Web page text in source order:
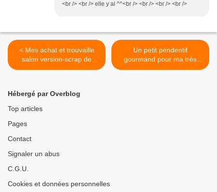
<br /> <br /> elle y ai ^^<br /> <br /> <br /> <br />
< Mes achat et trouvaille
salon version-scrap de
Paris
Un petit pendentif
gourmand pour ma très
chere diddlamie Anita >
Hébergé par Overblog
Top articles
Pages
Contact
Signaler un abus
C.G.U.
Cookies et données personnelles